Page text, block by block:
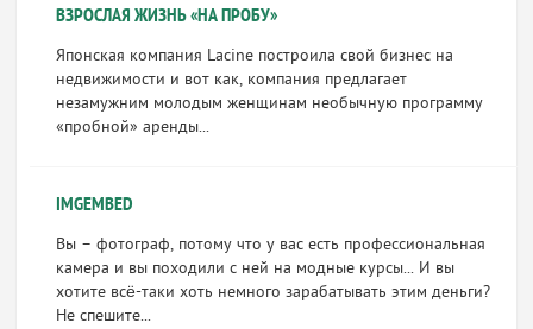
ВЗРОСЛАЯ ЖИЗНЬ «НА ПРОБУ»
Японская компания Lacine построила свой бизнес на
недвижимости и вот как, компания предлагает
незамужним молодым женщинам необычную программу
«пробной» аренды...
IMGEMBED
Вы – фотограф, потому что у вас есть профессиональная
камера и вы походили с ней на модные курсы... И вы
хотите всё-таки хоть немного зарабатывать этим деньги?
Не спешите...